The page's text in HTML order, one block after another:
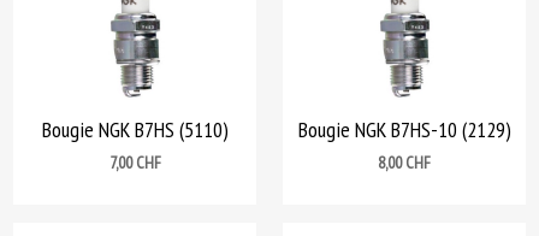
Bougie NGK B7HS (5110)
Prix
7,00 CHF
Bougie NGK B7HS-10 (2129)
Prix
8,00 CHF